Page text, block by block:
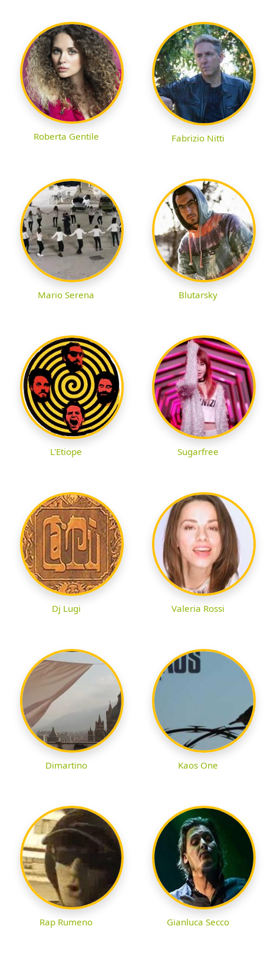
Roberta Gentile Fabrizio Nitti
Mario Serena Blutarsky
L'Etiope Sugarfree
Dj Lugi Valeria Rossi
Dimartino Kaos One
Rap Rumeno Gianluca Secco